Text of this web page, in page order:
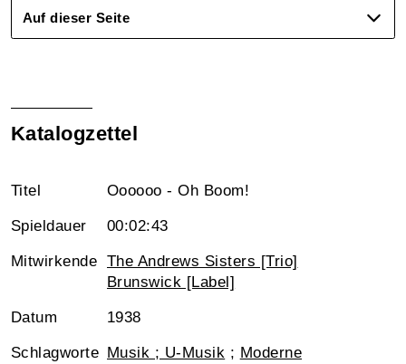
Auf dieser Seite
Katalogzettel
Titel Oooooo - Oh Boom!
Spieldauer 00:02:43
Mitwirkende The Andrews Sisters [Trio]
Brunswick [Label]
Datum 1938
Schlagworte Musik ; U-Musik ; Moderne